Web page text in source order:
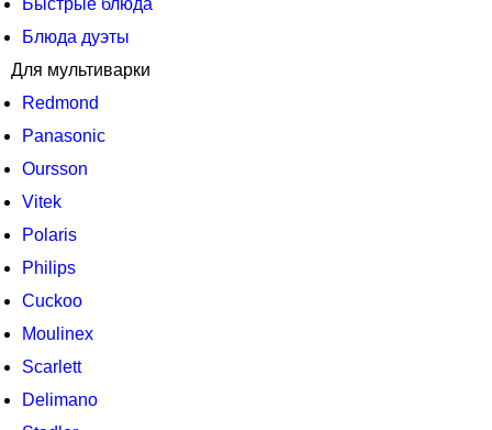
Блюда дуэты
Для мультиварки
Redmond
Panasonic
Oursson
Vitek
Polaris
Philips
Cuckoo
Moulinex
Scarlett
Delimano